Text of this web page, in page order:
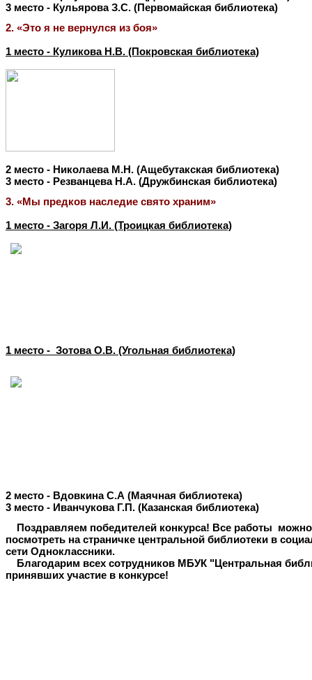
3 место - Кульярова З.С. (Первомайская библиотека)
2. «Это я не вернулся из боя»
1 место - Куликова Н.В. (Покровская библиотека)
2 место - Николаева М.Н. (Ащебутакская библиотека)
3 место - Резванцева Н.А. (Дружбинская библиотека)
3. «Мы предков наследие свято храним»
1 место - Загоря Л.И. (Троицкая библиотека)
1 место - Зотова О.В. (Угольная библиотека)
2 место - Вдовкина С.А (Маячная библиотека)
3 место - Иванчукова Г.П. (Казанская библиотека)
Поздравляем победителей конкурса! Все работы можно
посмотреть на страничке центральной библиотеки в
сети Одноклассники.
Благодарим всех сотрудников МБУК "Центральная
принявших участие в конкурсе!